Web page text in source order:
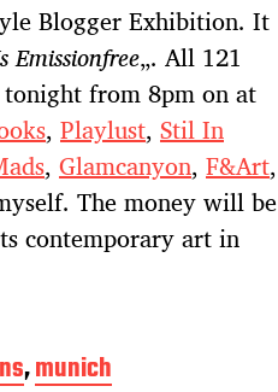
Blogger Exhibition. It
„. All 121
from 8pm on at
, Playlust, Stil In
, Glamcanyon, F&Art,
The money will be
contemporary art in
,munich